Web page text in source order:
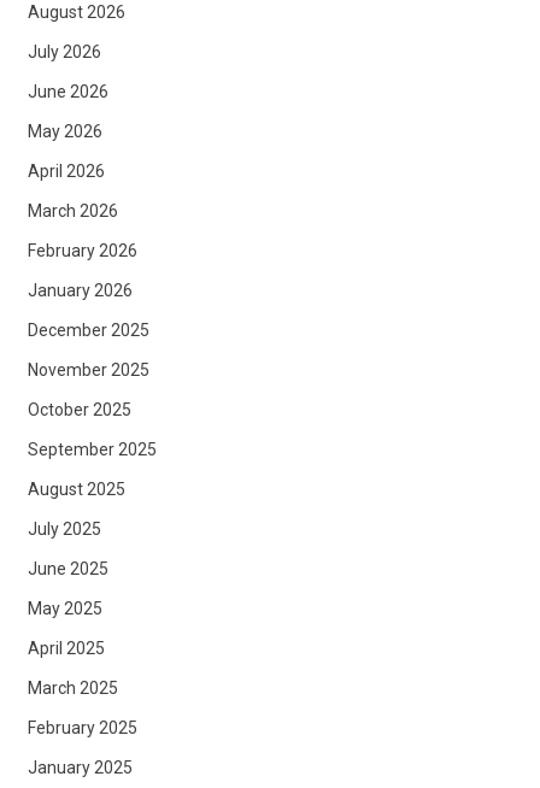
August 2026
July 2026
June 2026
May 2026
April 2026
March 2026
February 2026
January 2026
December 2025
November 2025
October 2025
September 2025
August 2025
July 2025
June 2025
May 2025
April 2025
March 2025
February 2025
January 2025